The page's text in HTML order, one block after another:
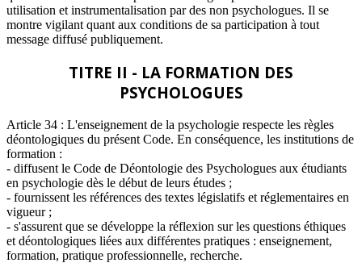
utilisation et instrumentalisation par des non psychologues. Il se
montre vigilant quant aux conditions de sa participation à tout
message diffusé publiquement.
TITRE II - LA FORMATION DES
PSYCHOLOGUES
Article 34 : L'enseignement de la psychologie respecte les règles
déontologiques du présent Code. En conséquence, les institutions de
formation :
- diffusent le Code de Déontologie des Psychologues aux étudiants
en psychologie dès le début de leurs études ;
- fournissent les références des textes législatifs et réglementaires en
vigueur ;
- s'assurent que se développe la réflexion sur les questions éthiques
et déontologiques liées aux différentes pratiques : enseignement,
formation, pratique professionnelle, recherche.